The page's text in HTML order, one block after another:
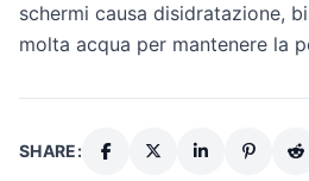
schermi causa disidratazione,
molta acqua per mantenere la
SHARE: